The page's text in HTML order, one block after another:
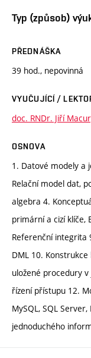
Typ (způsob)
PŘEDNÁŠKA
39 hod., nepovinná
VYUČUJÍCÍ /
doc. RNDr. Jiří
OSNOVA
1. Datové modely a
Relační model dat,
algebra 4.
primární a cizí klíče,
Referenční integrita
DML 10. Konstrukce
uložené procedury v
řízení přístupu 12.
MySQL, SQL
jednoduchého